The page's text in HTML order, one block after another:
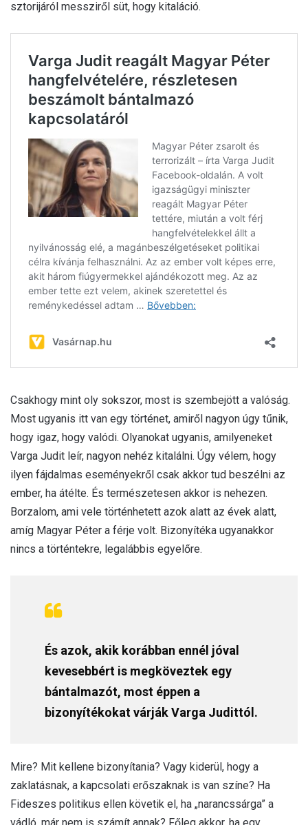
sztorijáról messziről süt, hogy kitaláció.
Csakhogy mint oly sokszor, most is szembejött a valóság.
Most ugyanis itt van egy történet, amiről nagyon úgy tűnik,
hogy igaz, hogy valódi. Olyanokat ugyanis, amilyeneket
Varga Judit leír, nagyon nehéz kitalálni. Úgy vélem, hogy
ilyen fájdalmas eseményekről csak akkor tud beszélni az
ember, ha átélte. És természetesen akkor is nehezen.
Borzalom, ami vele történhetett azok alatt az évek alatt,
amíg Magyar Péter a férje volt. Bizonyítéka ugyanakkor
nincs a történtekre, legalábbis egyelőre.
És azok, akik korábban ennél jóval
kevesebbért is megköveztek egy
bántalmazót, most éppen a
bizonyítékokat várják Varga Judittól.
Mire? Mit kellene bizonyítania? Vagy kiderül, hogy a
zaklatásnak, a kapcsolati erőszaknak is van színe? Ha
Fideszes politikus ellen követik el, ha „narancssárga” a